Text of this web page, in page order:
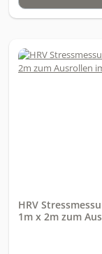
HRV
1m x 2m zum